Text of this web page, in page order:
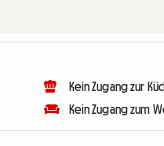
Kein Zugang zur
Kein Zugang zum